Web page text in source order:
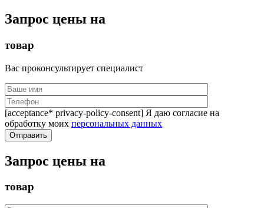
Запрос цены на
товар
Вас проконсультирует специалист
[acceptance* privacy-policy-consent] Я даю согласие на
обработку моих персональных данных
Запрос цены на
товар